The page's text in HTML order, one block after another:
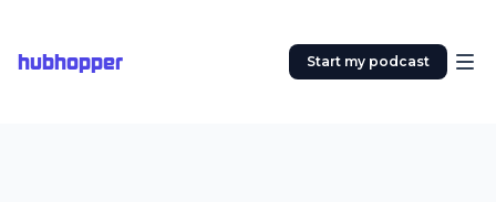
hubhopper Start my podcast